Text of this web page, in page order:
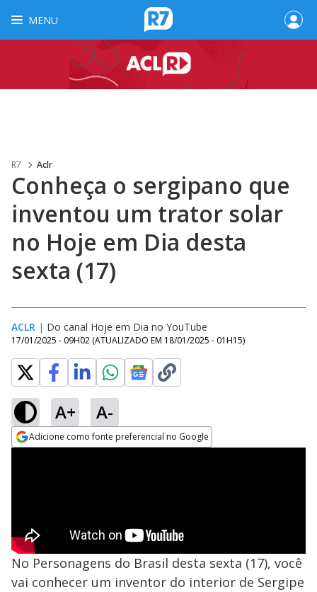
MENU
R7 Aclr
Conheça o sergipano que
inventou um trator solar
no Hoje em Dia desta
sexta (17)
ACLR | Do canal Hoje em Dia no YouTube
17/01/2025 - 09H02 (ATUALIZADO EM 18/01/2025 - 01H15)
A+ A-
Adicione como fonte preferencial no Google
No Personagens do Brasil desta sexta (17), você
vai conhecer um inventor do interior de Sergipe